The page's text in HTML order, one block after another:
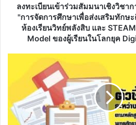
หัวข้อ
"การ
จัดการ
ส่ง
Coding
&
AI
ลงทะเบียนเข้าร่วมสัมมนาเชิงวิชา
"การจัดการศึกษาเพื่อส่งเสริมทักษ
ห้องเรียนวิทย์พลังสิบ และ
Model ของผู้เรียนในโลกยุค
ระหว่าง
ทาง
และ